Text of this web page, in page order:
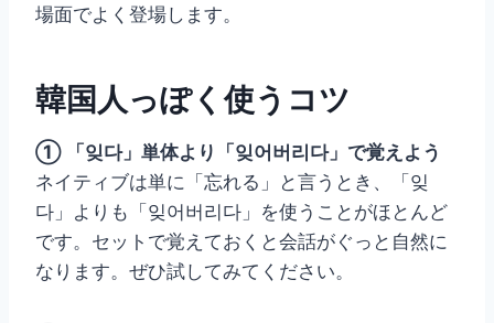
場面でよく登場します。
韓国人っぽく使うコツ
① 「잊다」単体より「잊어버리다」で覚えよう
ネイティブは単に「忘れる」と言うとき、「잊
다」よりも「잊어버리다」を使うことがほとんど
です。セットで覚えておくと会話がぐっと自然に
なります。ぜひ試してみてください。